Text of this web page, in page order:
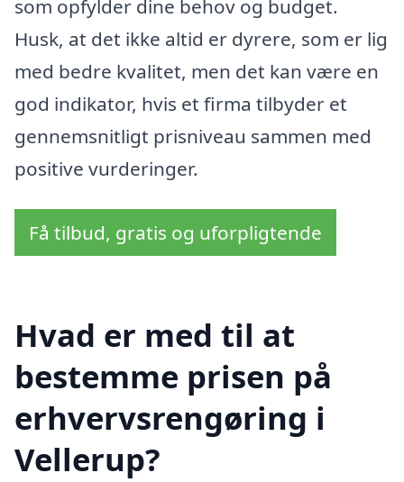
som opfylder dine behov og budget.
Husk, at det ikke altid er dyrere, som er lig
med bedre kvalitet, men det kan være en
god indikator, hvis et firma tilbyder et
gennemsnitligt prisniveau sammen med
positive vurderinger.
Få tilbud, gratis og uforpligtende
Hvad er med til at
bestemme prisen på
erhvervsrengøring i
Vellerup?